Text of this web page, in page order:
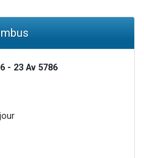
- 23 Av 5786